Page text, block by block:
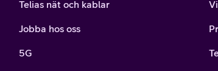
Telias nät och kablar
Jobba hos oss
5G